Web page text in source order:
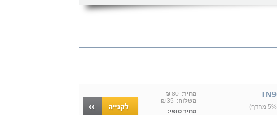
מחיר: 80 ₪
משלוח: 35 ₪
מחיר סופי: